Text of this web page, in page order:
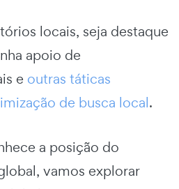
locais, seja destaque
apoio de
e outras táticas
de busca local.
a posição do
vamos explorar